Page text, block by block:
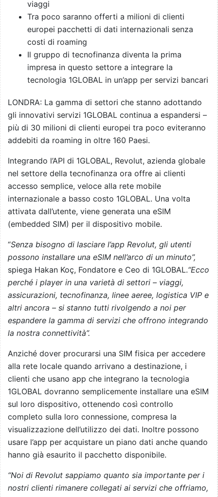
viaggi
Tra poco saranno offerti a milioni di clienti
europei pacchetti di dati internazionali senza
costi di roaming
Il gruppo di tecnofinanza diventa la prima
impresa in questo settore a integrare la
tecnologia 1GLOBAL in un’app per servizi bancari
LONDRA: La gamma di settori che stanno adottando
gli innovativi servizi 1GLOBAL continua a espandersi –
più di 30 milioni di clienti europei tra poco eviteranno
addebiti da roaming in oltre 160 Paesi.
Integrando l’API di 1GLOBAL, Revolut, azienda globale
nel settore della tecnofinanza ora offre ai clienti
accesso semplice, veloce alla rete mobile
internazionale a basso costo 1GLOBAL. Una volta
attivata dall’utente, viene generata una eSIM
(embedded SIM) per il dispositivo mobile.
“Senza bisogno di lasciare l’app Revolut, gli utenti
possono installare una eSIM nell’arco di un minuto”,
spiega Hakan Koç, Fondatore e Ceo di 1GLOBAL.“Ecco
perché i player in una varietà di settori – viaggi,
assicurazioni, tecnofinanza, linee aeree, logistica VIP e
altri ancora – si stanno tutti rivolgendo a noi per
espandere la gamma di servizi che offrono integrando
la nostra connettività”.
Anziché dover procurarsi una SIM fisica per accedere
alla rete locale quando arrivano a destinazione, i
clienti che usano app che integrano la tecnologia
1GLOBAL dovranno semplicemente installare una eSIM
sul loro dispositivo, ottenendo così controllo
completo sulla loro connessione, compresa la
visualizzazione dell’utilizzo dei dati. Inoltre possono
usare l’app per acquistare un piano dati anche quando
hanno già esaurito il pacchetto disponibile.
“Noi di Revolut sappiamo quanto sia importante per i
nostri clienti rimanere collegati ai servizi che offriamo,